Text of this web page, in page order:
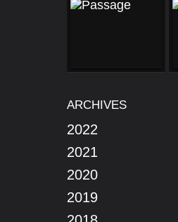
ARCHIVES
2022
2021
2020
2019